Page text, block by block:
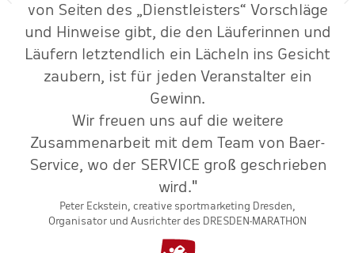
von Seiten des „Dienstleisters“ Vorschläge
und Hinweise gibt, die den Läuferinnen und
Läufern letztendlich ein Lächeln ins Gesicht
zaubern, ist für jeden Veranstalter ein
Gewinn.
Wir freuen uns auf die weitere
Zusammenarbeit mit dem Team von Baer-
Service, wo der SERVICE groß geschrieben
wird."
Peter Eckstein, creative sportmarketing Dresden,
Organisator und Ausrichter des DRESDEN-MARATHON